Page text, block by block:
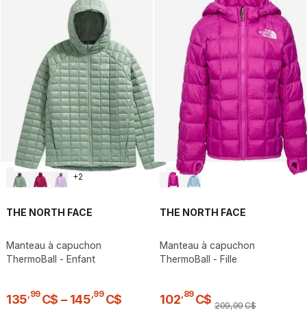
+2
THE NORTH FACE
Manteau à capuchon
ThermoBall - Enfant
135,99 C$ – 145,99 C$
THE NORTH FACE
Manteau à capuchon
ThermoBall - Fille
102,89 C$ 209,99C$